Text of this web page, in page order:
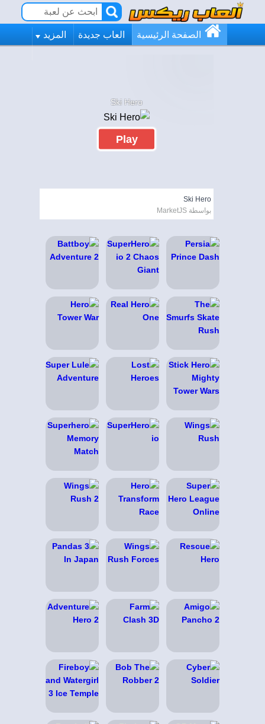
الصفحة الرئيسية العاب جديدة المزيد
Ski Hero
Play
Ski Hero
بواسطة MarketJS